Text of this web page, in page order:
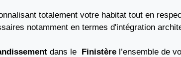
totalement votre habitat tout en
notamment en termes d'intégration
dans le Finistère l’ensemble de